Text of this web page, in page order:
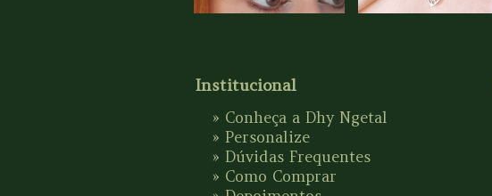
Institucional
» Conheça a Dhy Ngetal
» Personalize
» Dúvidas Frequentes
» Como Comprar